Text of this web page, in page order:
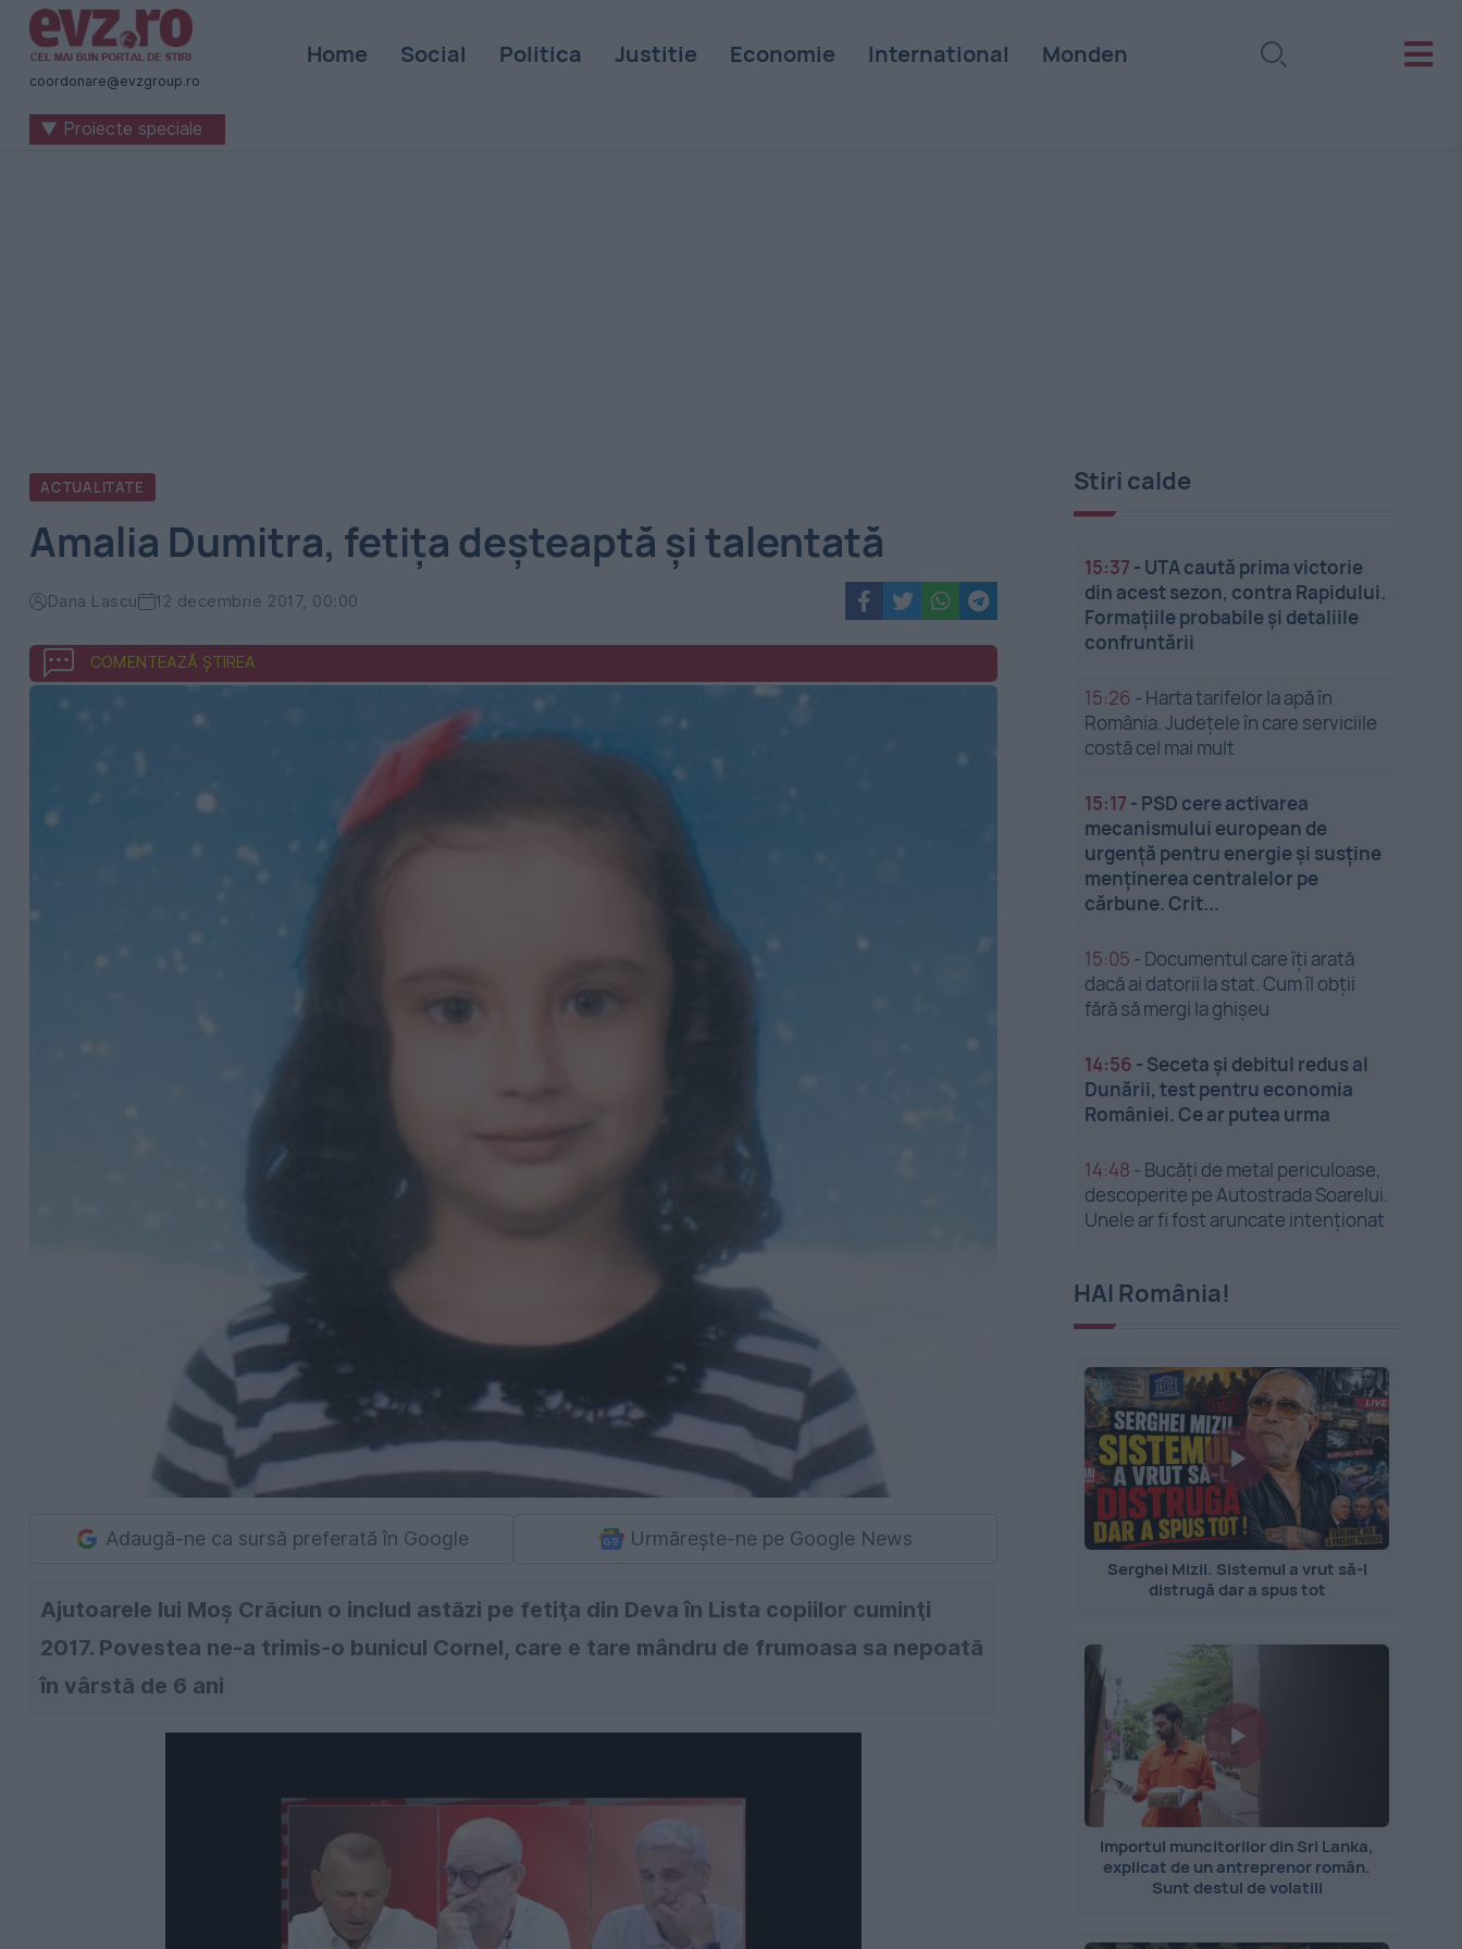
Știri
naționale
internaționale
coordonare@evzgroup.ro
Home Social Politica Justitie Economie International Monden
▼ Proiecte speciale
ACTUALITATE
Amalia Dumitra, fetița deșteaptă și talentată
Dana Lascu 12 decembrie 2017, 00:00
COMENTEAZĂ ȘTIREA
Adaugă-ne ca sursă preferată în Google Urmărește-ne pe Google News
Ajutoarele lui Moş Crăciun o includ astăzi pe fetiţa din Deva în Lista copiilor cuminţi
2017. Povestea ne-a trimis-o bunicul Cornel, care e tare mândru de frumoasa sa nepoată
în vârstă de 6 ani
Stiri calde
15:37 - UTA caută prima victorie
din acest sezon, contra Rapidului.
Formațiile probabile și detaliile
confruntării
15:26 - Harta tarifelor la apă în
România. Județele în care serviciile
costă cel mai mult
15:17 - PSD cere activarea
mecanismului european de
urgență pentru energie și susține
menținerea centralelor pe
cărbune. Crit...
15:05 - Documentul care îți arată
dacă ai datorii la stat. Cum îl obții
fără să mergi la ghișeu
14:56 - Seceta și debitul redus al
Dunării, test pentru economia
României. Ce ar putea urma
14:48 - Bucăți de metal periculoase,
descoperite pe Autostrada Soarelui.
Unele ar fi fost aruncate intenționat
HAI România!
Serghei Mizil. Sistemul a vrut să-l
distrugă dar a spus tot
Importul muncitorilor din Sri Lanka,
explicat de un antreprenor român.
Sunt destul de volatili